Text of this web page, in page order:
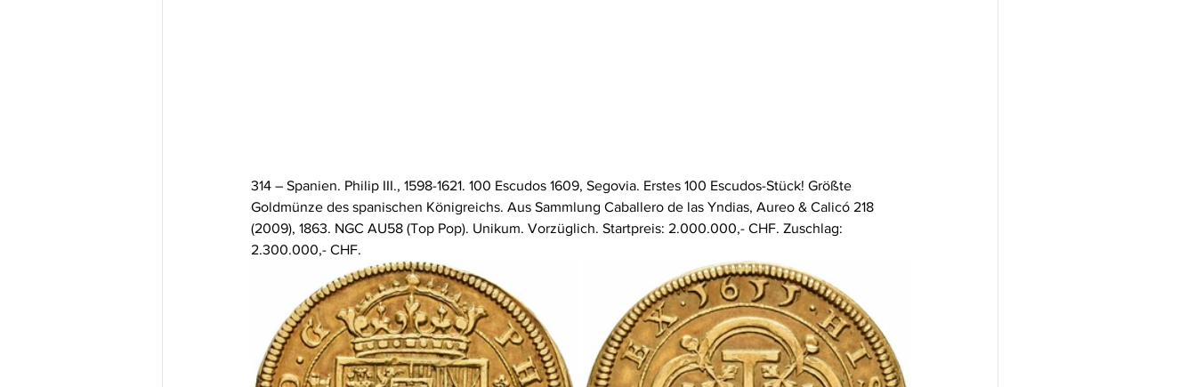
314 – Spanien. Philip III., 1598-1621. 100 Escudos 1609, Segovia. Erstes 100 Escudos-Stück! Größte
Goldmünze des spanischen Königreichs. Aus Sammlung Caballero de las Yndias, Aureo & Calicó 218
(2009), 1863. NGC AU58 (Top Pop). Unikum. Vorzüglich. Startpreis: 2.000.000,- CHF. Zuschlag:
2.300.000,- CHF.